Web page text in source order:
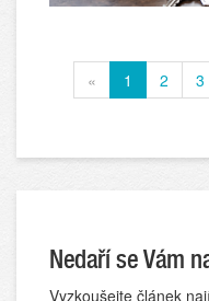
« 1 2 3
Nedaří se Vám
Vyzkoušejte článek